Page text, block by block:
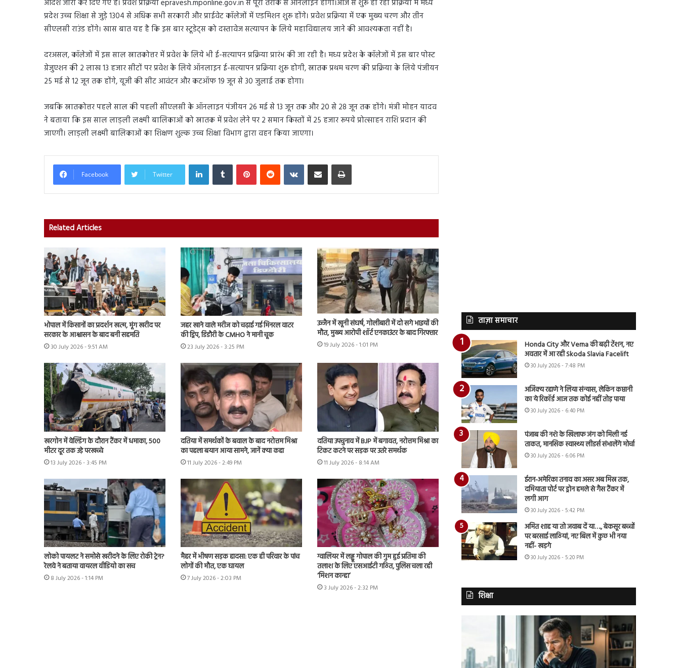
आदेश जारी कर दिए गए हैं। प्रवेश प्रक्रिया epravesh.mponline.gov.in से पूरी तरीके से ऑनलाइन होगी।आज से शुरू हो रही प्रक्रिया में मध्य
प्रदेश उच्च शिक्षा से जुड़े 1304 से अधिक सभी सरकारी और प्राईवेट कॉलेजों में एडमिशन शुरू होंगे। प्रवेश प्रक्रिया में एक मुख्य चरण और तीन
सीएलसी राउंड होंगे। खास बात यह है कि इस बार स्टूडेट्स को दस्तावेज सत्यापन के लिये महाविद्यालय जाने की आवश्यकता नहीं है।
दरअसल, कॉलेजों में इस साल स्नातकोत्तर में प्रवेश के लिये भी ई-सत्यापन प्रक्रिया प्रारंभ की जा रही है। मध्य प्रदेश के कॉलेजों में इस बार पोस्ट
ग्रेजुएशन की 2 लाख 13 हजार सीटों पर प्रवेश के लिये ऑनलाइन ई-सत्यापन प्रक्रिया शुरू होगी, स्नातक प्रथम चरण की प्रक्रिया के लिये पंजीयन
25 मई से 12 जून तक होंगे, यूजी की सीट आवंटन और कटऑफ 19 जून से 30 जुलाई तक होगा।
जबकि स्नातकोत्तर पहले साल की पहली सीएलसी के ऑनलाइन पंजीयन 26 मई से 13 जून तक और 20 से 28 जून तक होंगे। मंत्री मोहन यादव
ने बताया कि इस साल लाड़ली लक्ष्मी बालिकाओं को स्नातक में प्रवेश लेने पर 2 समान किस्तों में 25 हजार रूपये प्रोत्साहन राशि प्रदान की
जाएगी। लाड़ली लक्ष्मी बालिकाओं का शिक्षण शुल्क उच्च शिक्षा विभाग द्वारा वहन किया जाएगा।
Facebook Twitter
LinkedInTumblr PinterestReddit VKontakteShare via Email Print
Related Articles
भोपाल में किसानों का प्रदर्शन खत्म, मूंग खरीद पर
सरकार के आश्वासन के बाद बनी सहमति
30 July 2026 - 9:51 AM
जहर खाने वाले मरीज को चढ़ाई गई मिनरल वाटर
की ड्रिप, डिंडौरी के CMHO ने मानी चूक
23 July 2026 - 3:25 PM
उज्जैन में खूनी संघर्ष, गोलीबारी में दो सगे भाइयों की
मौत, मुख्य आरोपी शॉर्ट एनकाउंटर के बाद गिरफ्तार
19 July 2026 - 1:01 PM
खरगोन में वेल्डिंग के दौरान टैंकर में धमाका, 500
मीटर दूर तक उड़े परखच्चे
13 July 2026 - 3:45 PM
दतिया में समर्थकों के बवाल के बाद नरोत्तम मिश्रा
का पहला बयान आया सामने, जानें क्या कहा
11 July 2026 - 2:49 PM
दतिया उपचुनाव में BJP में बगावत, नरोत्तम मिश्रा का
टिकट कटने पर सड़क पर उतरे समर्थक
11 July 2026 - 8:14 AM
लोको पायलट ने समोसे खरीदने के लिए रोकी ट्रेन?
रेलवे ने बताया वायरल वीडियो का सच
8 July 2026 - 1:14 PM
मैहर में भीषण सड़क हादसा: एक ही परिवार के पांच
लोगों की मौत, एक घायल
7 July 2026 - 2:03 PM
ग्वालियर में लड्डू गोपाल की गुम हुई प्रतिमा की
तलाश के लिए एसआईटी गठित, पुलिस चला रही
‘मिशन कान्हा’
3 July 2026 - 2:32 PM
ताज़ा समाचार
Honda City और Verna की बढ़ी टेंशन, नए
अवतार में आ रही Skoda Slavia Facelift
30 July 2026 - 7:48 PM
अजिंक्य रहाणे ने लिया संन्यास, लेकिन कप्तानी
का ये रिकॉर्ड आज तक कोई नहीं तोड़ पाया
30 July 2026 - 6:40 PM
पंजाब की नशे के खिलाफ जंग को मिली नई
ताकत, मानसिक स्वास्थ्य लीडर्स संभालेंगे मोर्चा
30 July 2026 - 6:06 PM
ईरान-अमेरिका तनाव का असर अब मिस्र तक,
दमियाता पोर्ट पर ड्रोन हमले से गैस टैंकर में
लगी आग
30 July 2026 - 5:42 PM
अमित शाह या तो जवाब दें या…., बेकसूर बच्चों
पर बरसाई लाठियां, नए बिल में कुछ भी नया
नहीं- खड़गे
30 July 2026 - 5:20 PM
शिक्षा